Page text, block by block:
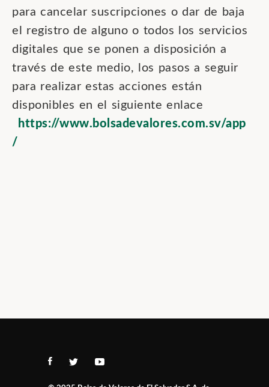
para cancelar suscripciones o dar de baja
el registro de alguno o todos los servicios
digitales que se ponen a disposición a
través de este medio, los pasos a seguir
para realizar estas acciones están
disponibles en el siguiente enlace
https://www.bolsadevalores.com.sv/app
/